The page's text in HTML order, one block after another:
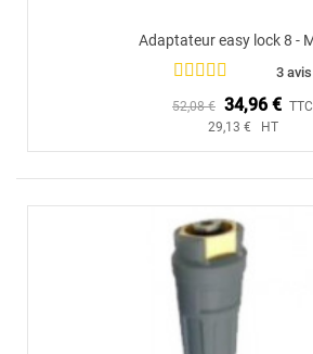
Adaptateur easy lock 8 -
3 avis
52,08 € 34,96 € TTC
29,13 € HT